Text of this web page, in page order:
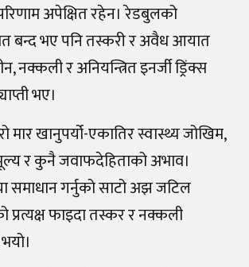
अपेक्षित रहेन। रेडबुलको
बन्द भए पनि तस्करी र अवैध आयात
नक्कली र अनियन्त्रित इनर्जी ड्रिंक्स
भए।
मार खानुपर्यो-एकातिर स्वास्थ्य जोखिम,
र कुनै जवाफदेहिताको अभाव।
समाधान गर्नुको साटो अझ जटिल
प्रत्यक्ष फाइदा तस्कर र नक्कली